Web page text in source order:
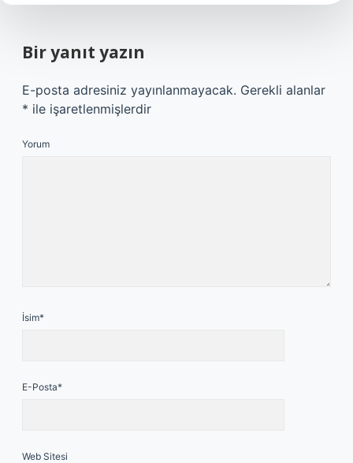
Bir yanıt yazın
E-posta adresiniz yayınlanmayacak. Gerekli alanlar
* ile işaretlenmişlerdir
Yorum
İsim*
E-Posta*
Web Sitesi